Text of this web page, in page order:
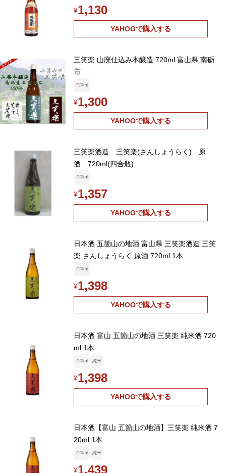
¥1,130
YAHOOで購入する
三笑楽 山廃仕込み本醸造 720ml 富山県 南砺
市
720ml
¥1,300
YAHOOで購入する
三笑楽酒造 三笑楽(さんしょうらく) 原
酒 720ml(四合瓶)
720ml
¥1,357
YAHOOで購入する
日本酒 五箇山の地酒 富山県 三笑楽酒造 三笑
楽 さんしょうらく 原酒 720ml 1本
720ml
¥1,398
YAHOOで購入する
日本酒 富山 五箇山の地酒 三笑楽 純米酒 720
ml 1本
720ml 純米
¥1,398
YAHOOで購入する
日本酒【富山 五箇山の地酒】三笑楽 純米酒 7
20ml 1本
720ml 純米
¥1,439